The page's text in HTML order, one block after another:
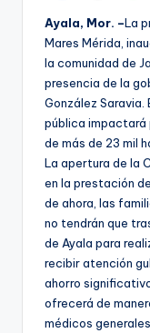
Ayala, Mor. –La
Mares Mérida,
la comunidad de
presencia de la
González
pública impactará
de más de 23 mil
La apertura de la
en la prestación
de ahora, las
no tendrán que
de Ayala para
recibir atención
ahorro
ofrecerá de
médicos